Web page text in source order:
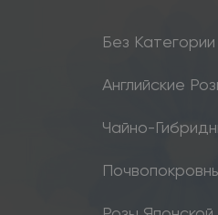
Без Категории
Английские
Чайно-